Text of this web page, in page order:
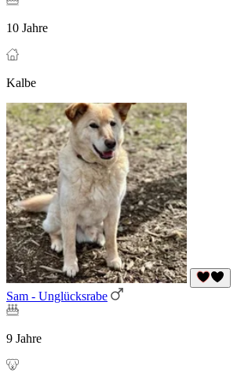
10 Jahre
Kalbe
Sam - Unglücksrabe
9 Jahre